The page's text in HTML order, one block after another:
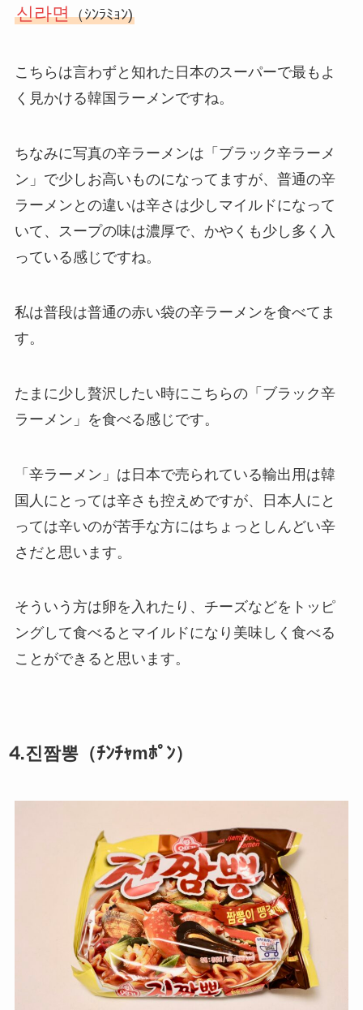
신라면（ｼﾝﾗﾐｮﾝ)
こちらは言わずと知れた日本のスーパーで最もよ
く見かける韓国ラーメンですね。
ちなみに写真の辛ラーメンは「ブラック辛ラーメ
ン」で少しお高いものになってますが、普通の辛
ラーメンとの違いは辛さは少しマイルドになって
いて、スープの味は濃厚で、かやくも少し多く入
っている感じですね。
私は普段は普通の赤い袋の辛ラーメンを食べてま
す。
たまに少し贅沢したい時にこちらの「ブラック辛
ラーメン」を食べる感じです。
「辛ラーメン」は日本で売られている輸出用は韓
国人にとっては辛さも控えめですが、日本人にと
っては辛いのが苦手な方にはちょっとしんどい辛
さだと思います。
そういう方は卵を入れたり、チーズなどをトッピ
ングして食べるとマイルドになり美味しく食べる
ことができると思います。
⒋진짬뽕（ﾁﾝﾁｬmﾎﾟﾝ）